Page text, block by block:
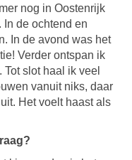
nog in Oostenrijk
de ochtend en
In de avond was het
Verder ontspan ik
slot haal ik veel
vanuit niks, daar
Het voelt haast als